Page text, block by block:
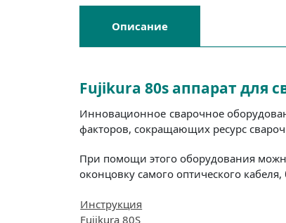
Описание
Fujikura 80s аппарат для
Инновационное сварочное
факторов, сокращающих ресурс
При помощи этого оборудования
оконцовку самого оптического
Инструкция
Fujikura 80S